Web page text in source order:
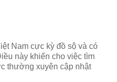
Nam cực kỳ đồ sộ và có
này khiến cho việc tìm
thường xuyên cập nhật